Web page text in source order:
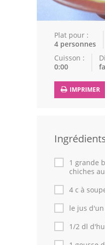
Recettes
Tajines
Viandes
Poissons
Cuisines
Recettes
Cuisine
Cuisine Juive
Plat pour :
4 personnes
Cuisson :
0:00
IMPRIMER
1 grande
chiches
4 c à
le jus
1/2 dl